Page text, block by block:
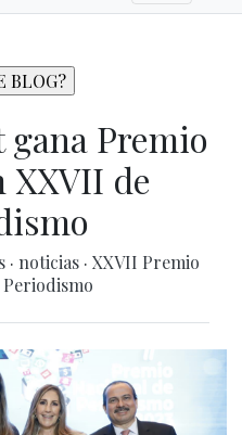
Premio
XXVII de
· noticias · XXVII Premio